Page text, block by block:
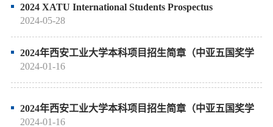
2024 XATU International Students Prospectus
2024-05-28
2024年西安工业大学本科项目招生简章（中亚五国奖学
金专项）俄语
2024-01-16
2024年西安工业大学本科项目招生简章（中亚五国奖学
金专项）中文
2024-01-16